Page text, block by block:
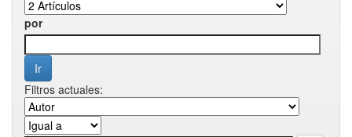
por
Filtros actuales: